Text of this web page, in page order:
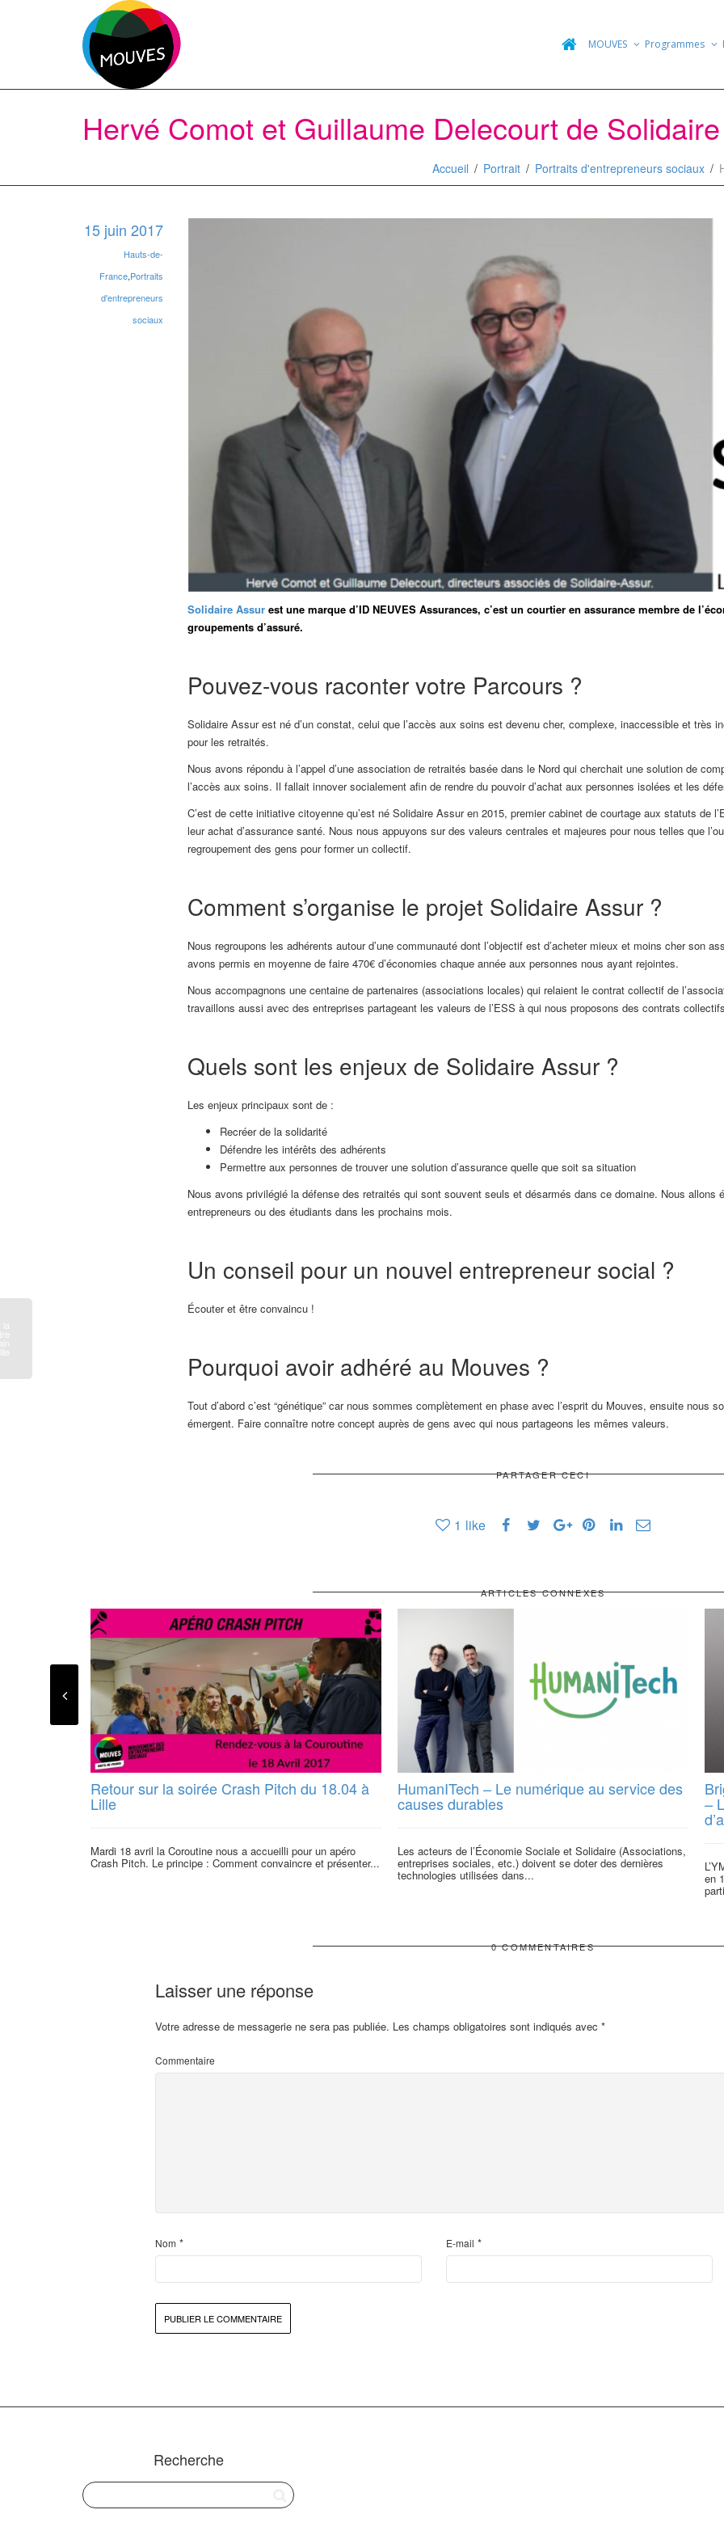
MOUVES Programmes
Hervé Comot et Guillaume Delecourt de
Accueil Portrait Portraits d'entrepreneurs sociaux
15 juin 2017
Hauts-de-
France,Portraits
d'entrepreneurs
sociaux
Solidaire Assur est une marque d’ID NEUVES Assurances, c’est un courtier en assurance membre de
groupements d’assuré.
Pouvez-vous raconter votre Parcours ?
Solidaire Assur est né d’un constat, celui que l’accès aux soins est devenu cher, complexe, inaccessible et très
pour les retraités.
Nous avons répondu à l’appel d’une association de retraités basée dans le Nord qui cherchait une solution de
l’accès aux soins. Il fallait innover socialement afin de rendre du pouvoir d’achat aux personnes isolées et les
C’est de cette initiative citoyenne qu’est né Solidaire Assur en 2015, premier cabinet de courtage aux statuts de
leur ​achat​ d’assurance santé. Nous nous appuyons sur des valeurs centrales​ et majeures pour nous telles que
regroupement des gens pour former un ​collectif.
Comment s’organise le projet Solidaire Assur ?
Nous regroupons les adhérents autour d’une communauté dont l’objectif est d’acheter mieux et moins cher son
avons permis en moyenne de faire 470€ d’économies chaque année aux personnes nous ayant rejointes.
Nous accompagnons une centaine de partenaires (associations locales) qui relaient le contrat collectif de
travaillons aussi avec des entreprises partageant les valeurs de l’ESS à qui nous proposons des contrats
Quels sont les enjeux de Solidaire Assur ?
Les enjeux principaux sont de :
Recréer de la solidarité
Défendre les intérêts des adhérents
Permettre aux personnes de trouver une solution d’assurance quelle que soit sa situation
Nous avons privilégié la défense des retraités qui sont souvent seuls et désarmés dans ce domaine. Nous allons
entrepreneurs ou des étudiants dans les prochains mois.
Un conseil pour un nouvel entrepreneur social ?
Écouter et être convaincu !
Pourquoi avoir adhéré au Mouves ?
​Tout d’abord c’est “génétique” car nous sommes complètement en phase avec l’esprit du Mouves, ensuite
émergent. Faire connaître notre concept auprès de gens avec qui nous partageons les mêmes valeurs.
PARTAGER CECI
1 like
ARTICLES CONNEXES
Retour sur la soirée Crash Pitch du 18.04 à
Lille
Mardi 18 avril la Coroutine nous a accueilli pour un apéro
Crash Pitch. Le principe : Comment convaincre et présenter...
HumanITech – Le numérique au service des
causes durables
Les acteurs de l’Économie Sociale et Solidaire (Associations,
entreprises sociales, etc.) doivent se doter des dernières
technologies utilisées dans...
–
en
la
0 COMMENTAIRES
Laisser une réponse
Votre adresse de messagerie ne sera pas publiée. Les champs obligatoires sont indiqués avec *
Commentaire
Nom * E-mail *
Recherche